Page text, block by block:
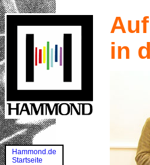
Hammond.de
Startseite
in